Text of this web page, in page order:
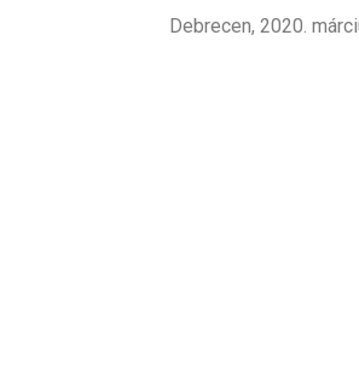
Debrecen, 2020.